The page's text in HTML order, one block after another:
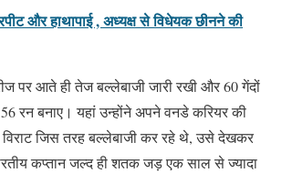
और हाथापाई , अध्यक्ष से विधेयक छीनने की
पर आते ही तेज बल्लेबाजी जारी रखी और 60 गेंदों
रन बनाए। यहां उन्होंने अपने वनडे करियर की
विराट जिस तरह बल्लेबाजी कर रहे थे, उसे देखकर
कप्तान जल्द ही शतक जड़ एक साल से ज्यादा